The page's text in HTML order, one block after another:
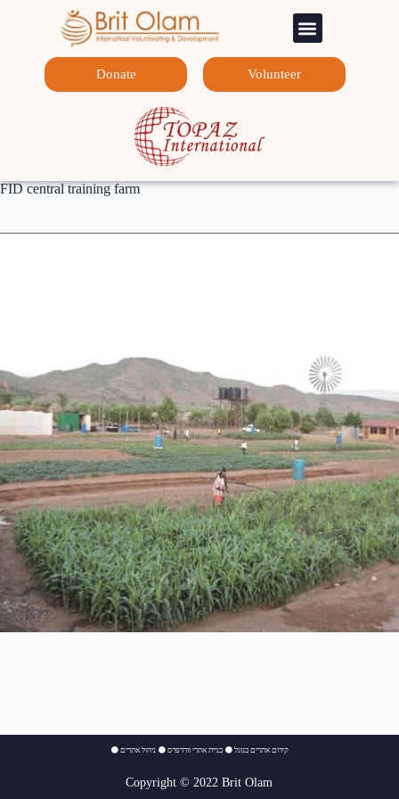
Donate Volunteer
FID central training farm
⚫ קידום אתרים בגוגל ⚫בניית אתרי וורדפרס ⚫ניהול אתרים
Copyright © 2022 Brit Olam